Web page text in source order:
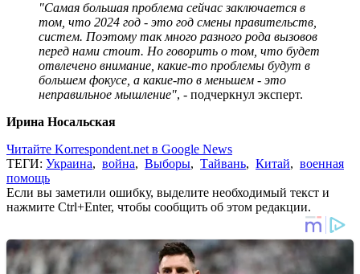
"Самая большая проблема сейчас заключается в
том, что 2024 год - это год смены правительств,
систем. Поэтому так много разного рода вызовов
перед нами стоит. Но говорить о том, что будет
отвлечено внимание, какие-то проблемы будут в
большем фокусе, а какие-то в меньшем - это
неправильное мышление", - подчеркнул эксперт.
Ирина Носальская
Читайте Korrespondent.net в Google News
ТЕГИ: Украина, война, Выборы, Тайвань, Китай, военная
помощь
Если вы заметили ошибку, выделите необходимый текст и
нажмите Ctrl+Enter, чтобы сообщить об этом редакции.